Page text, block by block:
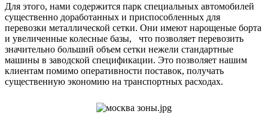
Для этого, нами содержится парк специальных автомобилей
существенно доработанных и приспособленных для
перевозки металлической сетки. Они имеют нарощеные борта
и увеличенные колесные базы, что позволяет перевозить
значительно больший объем сетки нежели стандартные
машины в заводской спецификации. Это позволяет нашим
клиентам помимо оперативности поставок, получать
существенную экономию на транспортных расходах.